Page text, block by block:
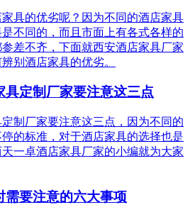
具的优劣呢？因为不同的酒店家具
不同的，而且市面上有各式各样的
差不齐，下面就西安酒店家具厂家
别酒店家具的优劣。
具定制厂家要注意这三点
制厂家要注意这三点，因为不同的
的标准，对于酒店家具的选择也是
一卓酒店家具厂家的小编就为大家
需要注意的六大事项